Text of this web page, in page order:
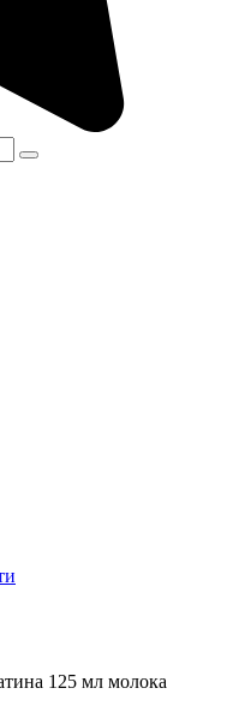
125 мл молока